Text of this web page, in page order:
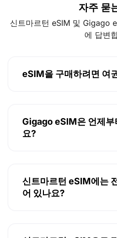
자주 묻
신트마르턴 eSIM 및 Gigago
에 답변
eSIM을 구매하려면 여
Gigago eSIM은 언제부
요?
신트마르턴 eSIM에는
어 있나요?